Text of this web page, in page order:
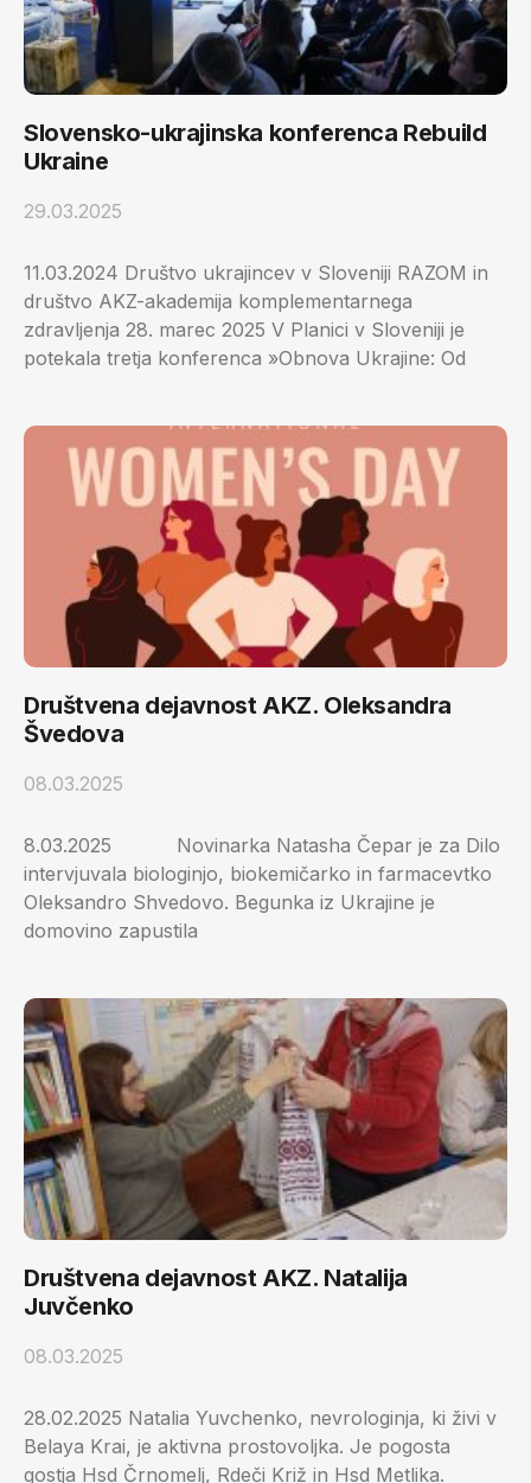
Slovensko-ukrajinska konferenca Rebuild
Ukraine
29.03.2025
11.03.2024 Društvo ukrajincev v Sloveniji RAZOM in
društvo AKZ-akademija komplementarnega
zdravljenja 28. marec 2025 V Planici v Sloveniji je
potekala tretja konferenca »Obnova Ukrajine: Od
Društvena dejavnost AKZ. Oleksandra
Švedova
08.03.2025
8.03.2025 Novinarka Natasha Čepar je za Dilo
intervjuvala biologinjo, biokemičarko in farmacevtko
Oleksandro Shvedovo. Begunka iz Ukrajine je
domovino zapustila
Društvena dejavnost AKZ. Natalija
Juvčenko
08.03.2025
28.02.2025 Natalia Yuvchenko, nevrologinja, ki živi v
Belaya Krai, je aktivna prostovoljka. Je pogosta
gostja Hsd Črnomelj, Rdeči Križ in Hsd Metlika.